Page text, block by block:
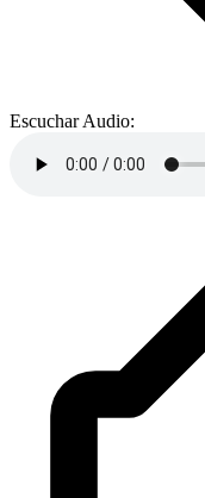
Escuchar Audio: